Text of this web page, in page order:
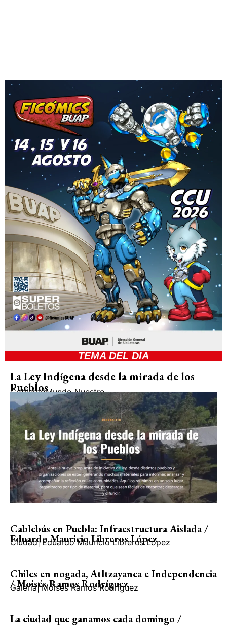
TEMA DEL DIA
La Ley Indígena desde la mirada de los
Pueblos
GobiernoMundo Nuestro
Cablebús en Puebla: Infraestructura Aislada /
Eduardo Mauricio Libreros López
Ciudad| Eduardo Mauricio Libreros López
Chiles en nogada, Atltzayanca e Independencia
/ Moisés Ramos Rodríguez
Galería| Moisés Ramos Rodríguez
La ciudad que ganamos cada domingo /